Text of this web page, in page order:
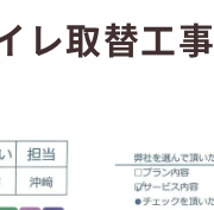
取替工事